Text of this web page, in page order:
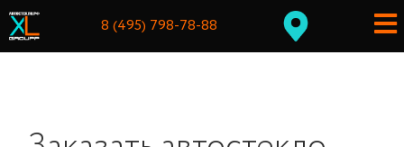
8 (495) 798-78-88